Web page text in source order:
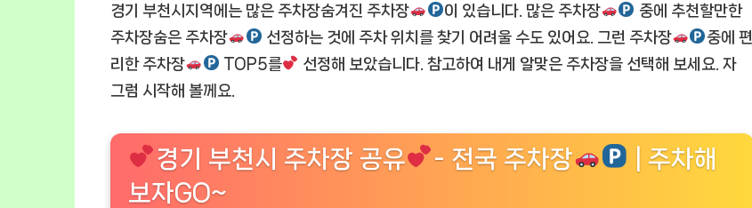
경기 부천시지역에는 많은 주차장숨겨진 주차장 이 있습니다. 많은 주차장
중에 추천할만한
주차장숨은 주차장
선정하는 것에 주차 위치를 찾기 어려울 수도 있어요. 그런 주차장
중에 편
리한 주차장
TOP5를
선정해 보았습니다. 참고하여 내게 알맞은 주차장을 선택해 보세요. 자
그럼 시작해 볼께요.
경기 부천시 주차장 공유 - 전국 주차장
| 주차해
보자GO~